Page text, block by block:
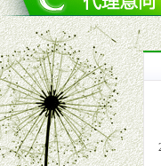
4、具有一定的资金实力，
5、为维护区域经销商利益，
十一、公司支持
1、免费人员培训支持
由销售明星、业务拓展能手
2、终端宣传品支持
提供全国统一的产品手册、